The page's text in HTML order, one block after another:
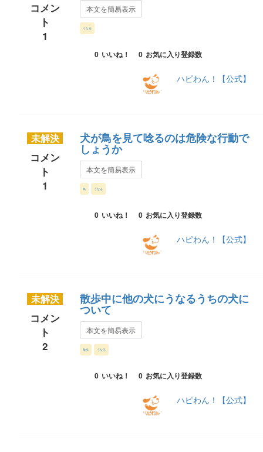
コメン
ト
1
本文を簡易表示
うなる
0 いいね！ 0 お気に入り登録数
ハピわん！【公式】
未解決
コメン
ト
1
犬が鳥を見て唸るのは危険な行動で
しょうか
本文を簡易表示
鳥 うなる
0 いいね！ 0 お気に入り登録数
ハピわん！【公式】
未解決
コメン
ト
2
散歩中に他の犬にうなるうちの犬に
ついて
本文を簡易表示
散歩 うなる
0 いいね！ 0 お気に入り登録数
ハピわん！【公式】